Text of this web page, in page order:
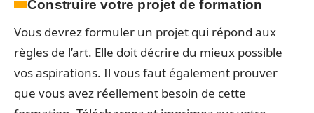
Construire votre projet de formation
Vous devrez formuler un projet qui répond aux
règles de l’art. Elle doit décrire du mieux possible
vos aspirations. Il vous faut également prouver
que vous avez réellement besoin de cette